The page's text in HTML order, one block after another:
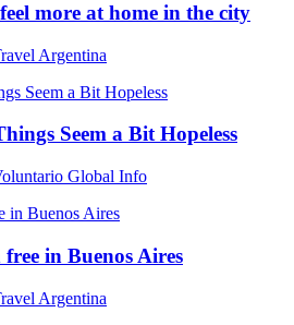
more at home in the city
Argentina
Seem a Bit Hopeless
Global Info
in Buenos Aires
Argentina